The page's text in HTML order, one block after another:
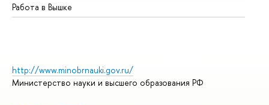
Работа в Вышке
http://www.minobrnauki.gov.ru/
Министерство науки и высшего образования РФ